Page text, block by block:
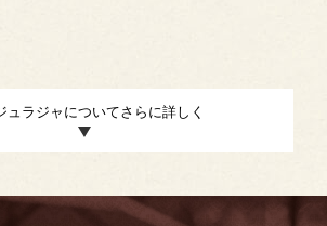
ュラジャについてさらに詳しく